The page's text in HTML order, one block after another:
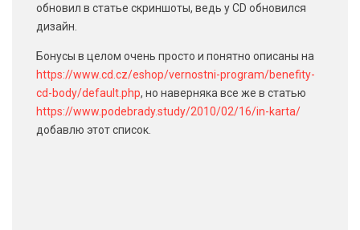
обновил в статье скриншоты, ведь у CD обновился
дизайн.
Бонусы в целом очень просто и понятно описаны на
https://www.cd.cz/eshop/vernostni-program/benefity-
cd-body/default.php, но наверняка все же в статью
https://www.podebrady.study/2010/02/16/in-karta/
добавлю этот список.